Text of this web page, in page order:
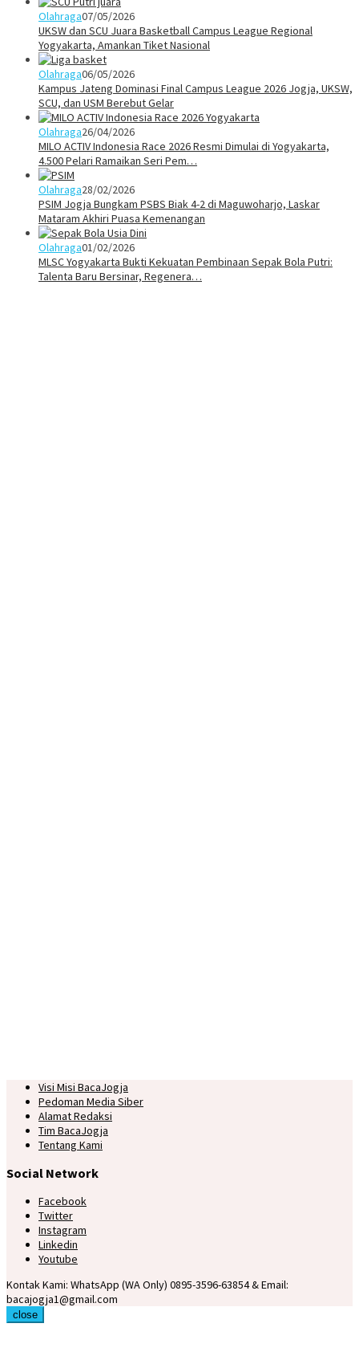
Olahraga07/05/2026
UKSW dan SCU Juara Basketball Campus League Regional
Yogyakarta, Amankan Tiket Nasional
Olahraga06/05/2026
Kampus Jateng Dominasi Final Campus League 2026 Jogja, UKSW,
SCU, dan USM Berebut Gelar
Olahraga26/04/2026
MILO ACTIV Indonesia Race 2026 Resmi Dimulai di Yogyakarta,
4.500 Pelari Ramaikan Seri Pem…
Olahraga28/02/2026
PSIM Jogja Bungkam PSBS Biak 4-2 di Maguwoharjo, Laskar
Mataram Akhiri Puasa Kemenangan
Olahraga01/02/2026
MLSC Yogyakarta Bukti Kekuatan Pembinaan Sepak Bola Putri:
Talenta Baru Bersinar, Regenera…
Visi Misi BacaJogja
Pedoman Media Siber
Alamat Redaksi
Tim BacaJogja
Tentang Kami
Social Network
Facebook
Twitter
Instagram
Linkedin
Youtube
Kontak Kami: WhatsApp (WA Only) 0895-3596-63854 & Email:
bacajogja1@gmail.com
close